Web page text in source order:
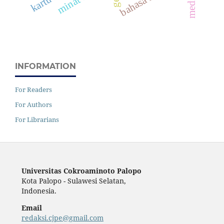
INFORMATION
For Readers
For Authors
For Librarians
Universitas Cokroaminoto Palopo
Kota Palopo - Sulawesi Selatan,
Indonesia.
Email
redaksi.cjpe@gmail.com